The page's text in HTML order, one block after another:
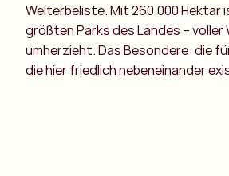
Welterbeliste. Mit 260.000 Hektar
größten Parks des Landes – voller
umherzieht. Das Besondere: die
die hier friedlich nebeneinander